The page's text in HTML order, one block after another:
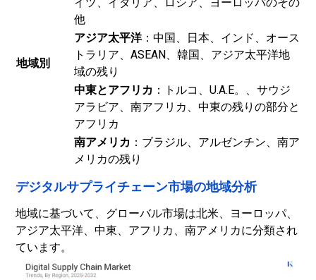
地域別
他
アジア太平洋：中国、日本、インド、オース
トラリア、ASEAN、韓国、アジア太平洋地
域の残り
中東とアフリカ ：トルコ、U.A.E。、サウジ
アラビア、南アフリカ、中東の残りの部分と
アフリカ
南アメリカ ：ブラジル、アルゼンチン、南ア
メリカの残り
デジタルサプライチェーン市場の地域分析
地域に基づいて、グローバル市場は北米、ヨーロッパ、
アジア太平洋、中東、アフリカ、南アメリカに分類され
ています。